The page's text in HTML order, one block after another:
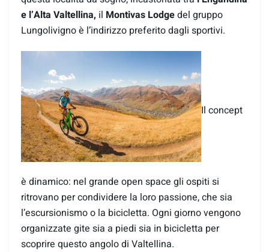
e l’Alta Valtellina, il Montivas Lodgedel gruppo
Lungolivigno è l’indirizzo preferito dagli sportivi.
Il concept
è dinamico: nel grande open space gli ospiti si
ritrovano per condividere la loro passione, che sia
l’escursionismo o la bicicletta. Ogni giorno vengono
organizzate gite sia a piedi sia in bicicletta per
scoprire questo angolo di Valtellina.